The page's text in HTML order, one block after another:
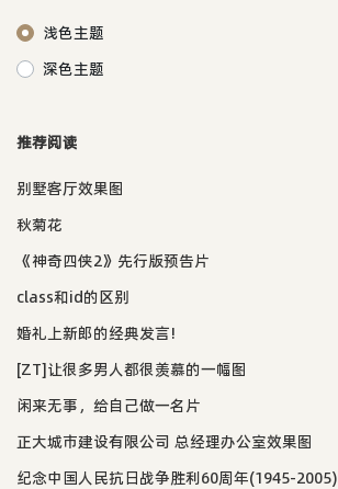
浅色主题
深色主题
推荐阅读
别墅客厅效果图
秋菊花
《神奇四侠2》先行版预告片
class和id的区别
婚礼上新郎的经典发言!
[ZT]让很多男人都很羡慕的一幅图
闲来无事，给自己做一名片
正大城市建设有限公司 总经理办公室效果图
纪念中国人民抗日战争胜利60周年(1945-2005)